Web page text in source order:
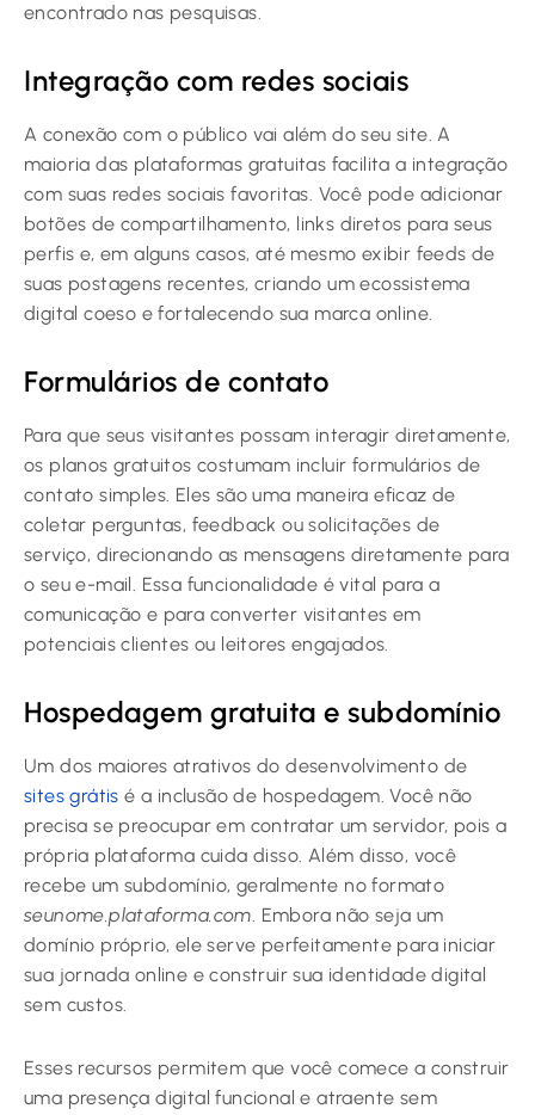
encontrado nas pesquisas.
Integração com redes sociais
A conexão com o público vai além do seu site. A
maioria das plataformas gratuitas facilita a integração
com suas redes sociais favoritas. Você pode adicionar
botões de compartilhamento, links diretos para seus
perfis e, em alguns casos, até mesmo exibir feeds de
suas postagens recentes, criando um ecossistema
digital coeso e fortalecendo sua marca online.
Formulários de contato
Para que seus visitantes possam interagir diretamente,
os planos gratuitos costumam incluir formulários de
contato simples. Eles são uma maneira eficaz de
coletar perguntas, feedback ou solicitações de
serviço, direcionando as mensagens diretamente para
o seu e-mail. Essa funcionalidade é vital para a
comunicação e para converter visitantes em
potenciais clientes ou leitores engajados.
Hospedagem gratuita e subdomínio
Um dos maiores atrativos do desenvolvimento de
sites grátis é a inclusão de hospedagem. Você não
precisa se preocupar em contratar um servidor, pois a
própria plataforma cuida disso. Além disso, você
recebe um subdomínio, geralmente no formato
seunome.plataforma.com. Embora não seja um
domínio próprio, ele serve perfeitamente para iniciar
sua jornada online e construir sua identidade digital
sem custos.
Esses recursos permitem que você comece a construir
uma presença digital funcional e atraente sem